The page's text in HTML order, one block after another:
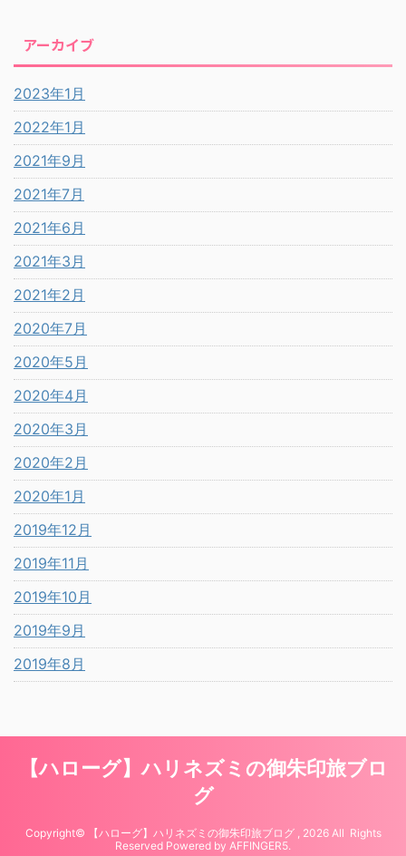
アーカイブ
2023年1月
2022年1月
2021年9月
2021年7月
2021年6月
2021年3月
2021年2月
2020年7月
2020年5月
2020年4月
2020年3月
2020年2月
2020年1月
2019年12月
2019年11月
2019年10月
2019年9月
2019年8月
【ハローグ】ハリネズミの御朱印旅ブロ
グ
Copyright© 【ハローグ】ハリネズミの御朱印旅ブログ , 2026 All Rights
Reserved Powered by AFFINGER5.